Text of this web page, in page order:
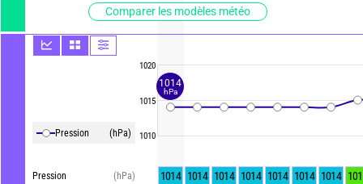
Comparer les modèles météo
Pression (hPa)
Pression
(hPa)
1020
1015
1010
1014 1014 1014 1014 1014 1014 1014
1014
hPa